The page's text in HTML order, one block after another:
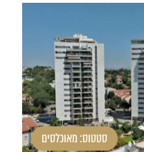
סטטוס: מאוכלסים